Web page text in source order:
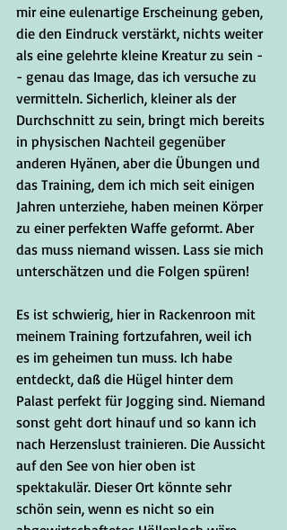
mir eine eulenartige Erscheinung geben,
die den Eindruck verstärkt, nichts weiter
als eine gelehrte kleine Kreatur zu sein -
- genau das Image, das ich versuche zu
vermitteln. Sicherlich, kleiner als der
Durchschnitt zu sein, bringt mich bereits
in physischen Nachteil gegenüber
anderen Hyänen, aber die Übungen und
das Training, dem ich mich seit einigen
Jahren unterziehe, haben meinen Körper
zu einer perfekten Waffe geformt. Aber
das muss niemand wissen. Lass sie mich
unterschätzen und die Folgen spüren!
Es ist schwierig, hier in Rackenroon mit
meinem Training fortzufahren, weil ich
es im geheimen tun muss. Ich habe
entdeckt, daß die Hügel hinter dem
Palast perfekt für Jogging sind. Niemand
sonst geht dort hinauf und so kann ich
nach Herzenslust trainieren. Die Aussicht
auf den See von hier oben ist
spektakulär. Dieser Ort könnte sehr
schön sein, wenn es nicht so ein